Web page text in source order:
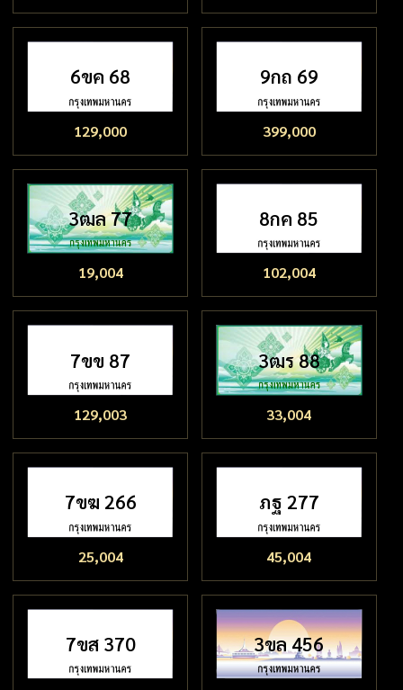
6ขค 68
129,000
9กถ 69
399,000
3ฒล 77
19,004
8กค 85
102,004
7ขข 87
129,003
3ฒร 88
33,004
7ขฆ 266
25,004
ภฐ 277
45,004
7ขส 370 3ขล 456